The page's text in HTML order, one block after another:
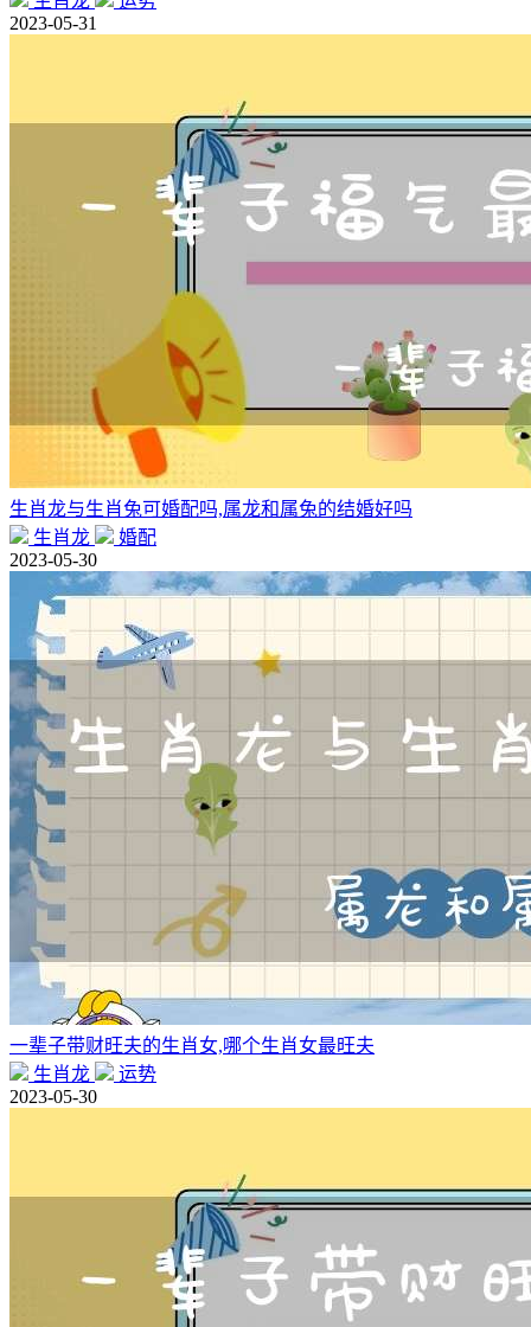
2023-05-31
生肖龙与生肖兔可婚配吗,属龙和属兔的结婚好吗
生肖龙
婚配
2023-05-30
一辈子带财旺夫的生肖女,哪个生肖女最旺夫
生肖龙
运势
2023-05-30